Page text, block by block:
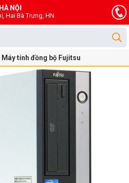
NỘI
Hai Bà Trưng, HN
Máy tính đồng bộ Fujitsu